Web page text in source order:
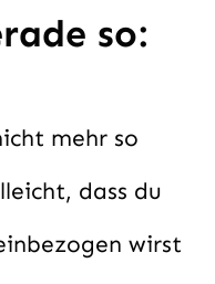
so:
mehr so
dass du
wirst